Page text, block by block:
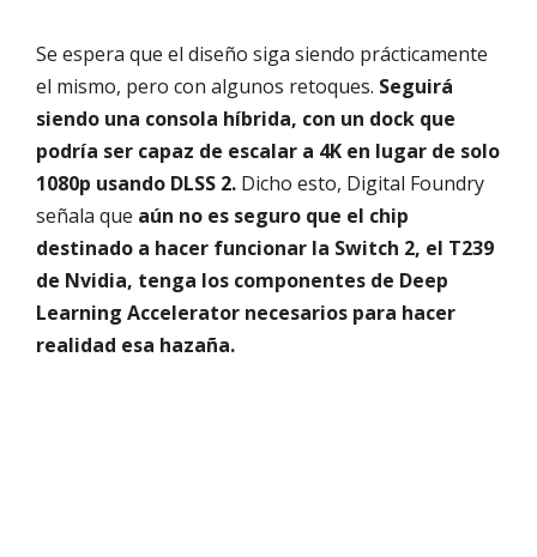
Se espera que el diseño siga siendo prácticamente
el mismo, pero con algunos retoques. Seguirá
siendo una consola híbrida, con un dock que
podría ser capaz de escalar a 4K en lugar de solo
1080p usando DLSS 2. Dicho esto, Digital Foundry
señala que aún no es seguro que el chip
destinado a hacer funcionar la Switch 2, el T239
de Nvidia, tenga los componentes de Deep
Learning Accelerator necesarios para hacer
realidad esa hazaña.